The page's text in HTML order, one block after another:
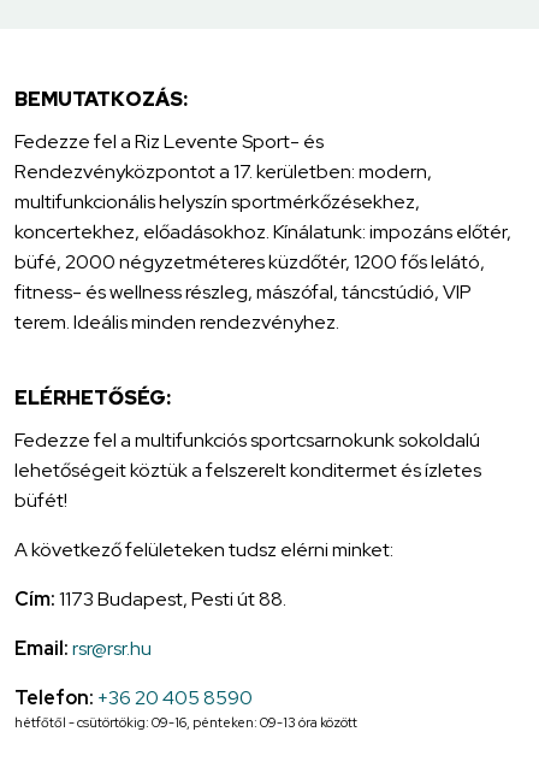
BEMUTATKOZÁS:
Fedezze fel a Riz Levente Sport- és
Rendezvényközpontot a 17. kerületben: modern,
multifunkcionális helyszín sportmérkőzésekhez,
koncertekhez, előadásokhoz. Kínálatunk: impozáns előtér,
büfé, 2000 négyzetméteres küzdőtér, 1200 fős lelátó,
fitness- és wellness részleg, mászófal, táncstúdió, VIP
terem. Ideális minden rendezvényhez.
ELÉRHETŐSÉG:
Fedezze fel a multifunkciós sportcsarnokunk sokoldalú
lehetőségeit köztük a felszerelt konditermet és ízletes
büfét!
A következő felületeken tudsz elérni minket:
Cím:1173 Budapest, Pesti út 88.
Email:rsr@rsr.hu
Telefon: +36 20 405 8590
hétfőtől - csütörtökig: 09-16, pénteken: 09-13 óra között